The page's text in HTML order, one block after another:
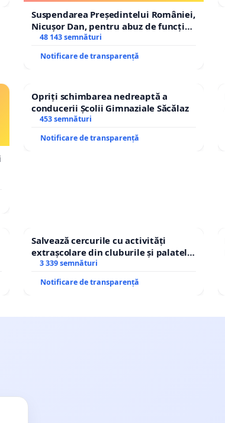
Suspendarea Președintelui României,
Nicușor Dan, pentru abuz de funcție
și discreditarea statului
48 143 semnături
Notificare de transparență
Opriți schimbarea nedreaptă a
conducerii Școlii Gimnaziale Săcălaz
453 semnături
Notificare de transparență
Salvează cercurile cu activități
extrașcolare din cluburile și palatele
copiilor
3 339 semnături
Notificare de transparență